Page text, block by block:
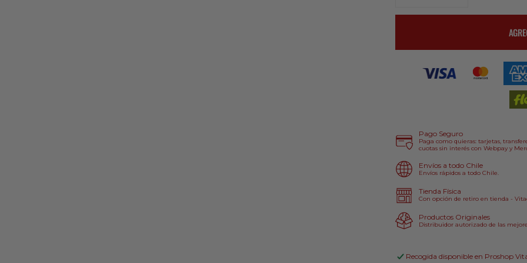
Alpinestars
Race
Alpinestars
Race
Pago Seguro
Paga como quieras: tarjetas,
cuotas sin interés con Webpay y
Envíos a todo Chile
Envíos rápidos a todo Chile.
Tienda Física
Con opción de retiro en tienda -
Productos Originales
Distribuidor autorizado de las
Recogida disponible en Proshop